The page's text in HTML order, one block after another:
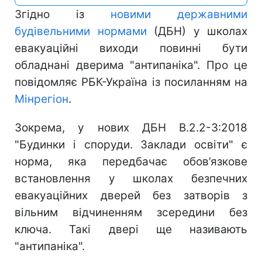
Згідно із новими державними
будівельними нормами (ДБН) у школах
евакуаційні виходи повинні бути
обладнані дверима "антипаніка". Про це
повідомляє РБК-Україна із посиланням на
Мінрегіон.
Зокрема, у нових ДБН В.2.2-3:2018
"Будинки і споруди. Заклади освіти" є
норма, яка передбачає обов’язкове
встановлення у школах безпечних
евакуаційних дверей без затворів з
вільним відчиненням зсередини без
ключа. Такі двері ще називають
"антипаніка".